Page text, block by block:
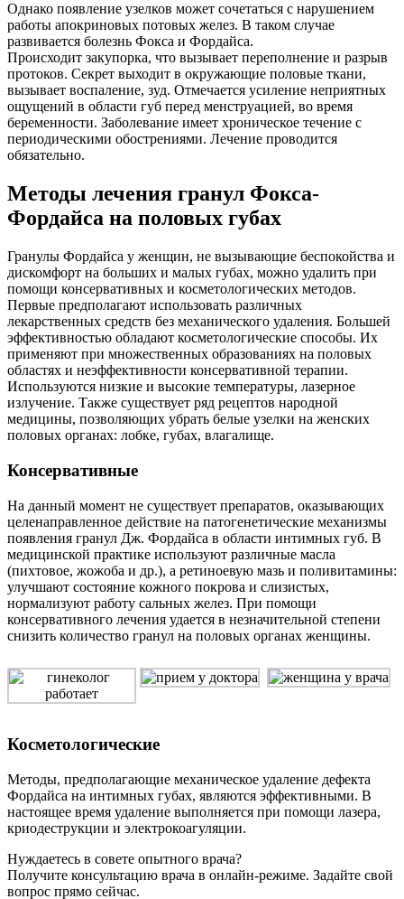
Однако появление узелков может сочетаться с нарушением
работы апокриновых потовых желез. В таком случае
развивается болезнь Фокса и Фордайса.
Происходит закупорка, что вызывает переполнение и разрыв
протоков. Секрет выходит в окружающие половые ткани,
вызывает воспаление, зуд. Отмечается усиление неприятных
ощущений в области губ перед менструацией, во время
беременности. Заболевание имеет хроническое течение с
периодическими обострениями. Лечение проводится
обязательно.
Методы лечения гранул Фокса-
Фордайса на половых губах
Гранулы Фордайса у женщин, не вызывающие беспокойства и
дискомфорт на больших и малых губах, можно удалить при
помощи консервативных и косметологических методов.
Первые предполагают использовать различных
лекарственных средств без механического удаления. Большей
эффективностью обладают косметологические способы. Их
применяют при множественных образованиях на половых
областях и неэффективности консервативной терапии.
Используются низкие и высокие температуры, лазерное
излучение. Также существует ряд рецептов народной
медицины, позволяющих убрать белые узелки на женских
половых органах: лобке, губах, влагалище.
Консервативные
На данный момент не существует препаратов, оказывающих
целенаправленное действие на патогенетические механизмы
появления гранул Дж. Фордайса в области интимных губ. В
медицинской практике используют различные масла
(пихтовое, жожоба и др.), а ретиноевую мазь и поливитамины:
улучшают состояние кожного покрова и слизистых,
нормализуют работу сальных желез. При помощи
консервативного лечения удается в незначительной степени
снизить количество гранул на половых органах женщины.
Косметологические
Методы, предполагающие механическое удаление дефекта
Фордайса на интимных губах, являются эффективными. В
настоящее время удаление выполняется при помощи лазера,
криодеструкции и электрокоагуляции.
Нуждаетесь в совете опытного врача?
Получите консультацию врача в онлайн-режиме. Задайте свой
вопрос прямо сейчас.